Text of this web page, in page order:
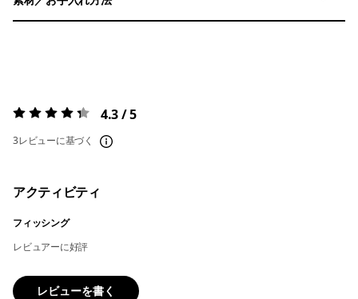
評価:4.3 / 5 4.3 / 5
3レビューに基づく
アクティビティ
フィッシング
レビュアーに好評
レビューを書く